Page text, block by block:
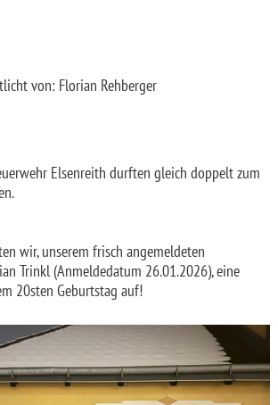
von: Florian Rehberger
Elsenreith durften gleich doppelt zum
wir, unserem frisch angemeldeten
Trinkl (Anmeldedatum 26.01.2026), eine
20sten Geburtstag auf!